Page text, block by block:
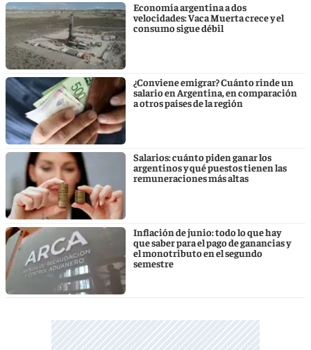
Economía argentina a dos
velocidades: Vaca Muerta crece y el
consumo sigue débil
¿Conviene emigrar? Cuánto rinde un
salario en Argentina, en comparación
a otros países de la región
Salarios: cuánto piden ganar los
argentinos y qué puestos tienen las
remuneraciones más altas
Inflación de junio: todo lo que hay
que saber para el pago de ganancias y
el monotributo en el segundo
semestre